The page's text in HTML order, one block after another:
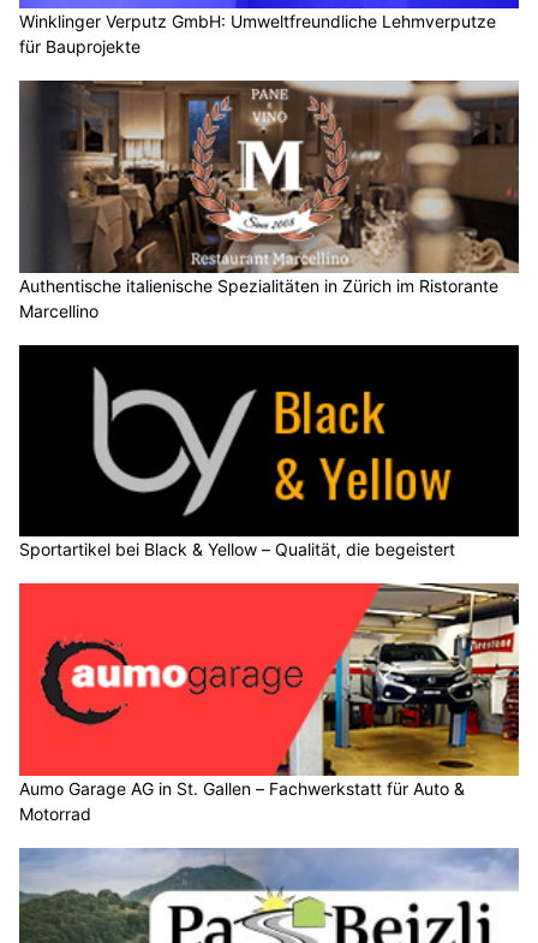
Winklinger Verputz GmbH: Umweltfreundliche Lehmverputze
für Bauprojekte
Authentische italienische Spezialitäten in Zürich im Ristorante
Marcellino
Sportartikel bei Black & Yellow – Qualität, die begeistert
Aumo Garage AG in St. Gallen – Fachwerkstatt für Auto &
Motorrad